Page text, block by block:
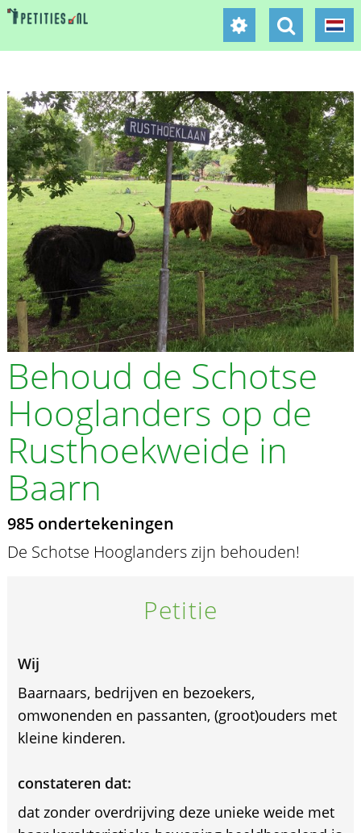
Behoud de Schotse
Hooglanders op de
Rusthoekweide in
Baarn
985 ondertekeningen
De Schotse Hooglanders zijn behouden!
Petitie
Wij
Baarnaars, bedrijven en bezoekers,
omwonenden en passanten, (groot)ouders met
kleine kinderen.
constateren dat:
dat zonder overdrijving deze unieke weide met